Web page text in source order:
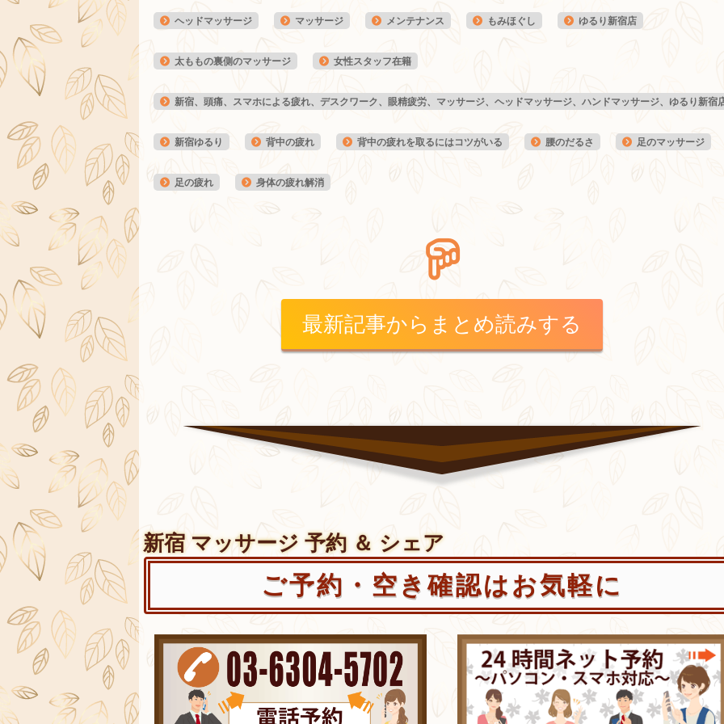
ヘッドマッサージ マッサージ メンテナンス もみほぐし ゆるり新宿店
太ももの裏側のマッサージ 女性スタッフ在籍
新宿、頭痛、スマホによる疲れ、デスクワーク、眼精疲労、マッサージ、ヘッドマッサージ、ハンドマッサージ、ゆるり新宿
新宿ゆるり 背中の疲れ 背中の疲れを取るにはコツがいる 腰のだるさ 足のマッサージ
足の疲れ 身体の疲れ解消
最新記事からまとめ読みする
新宿 マッサージ 予約 ＆ シェア
ご予約・空き確認はお気軽に